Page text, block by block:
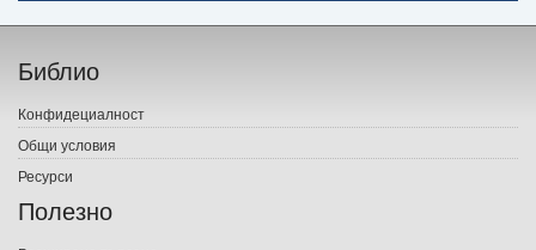
Начало
Печатни книги
Електронни книги
Е-списания
Библио
Конфидециалност
Общи условия
Ресурси
Полезно